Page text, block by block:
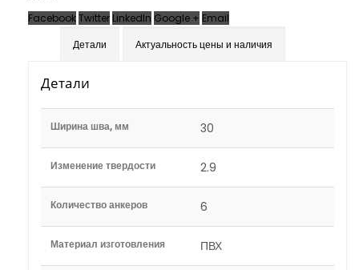
FacebookTwitter LinkedIn Google + Email
Детали
Актуальность цены и наличия
Детали
Ширина шва, мм 30
Изменение твердости 2.9
Количество анкеров 6
Материал изготовления ПВХ